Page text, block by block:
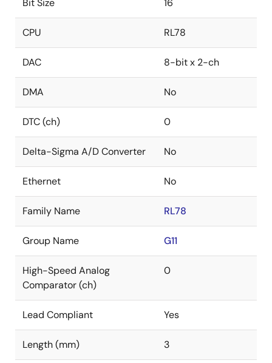
Bit Size 16
CPU RL78
DAC 8-bit x 2-ch
DMA No
DTC (ch) 0
Delta-Sigma A/D Converter No
Ethernet No
Family Name RL78
Group Name G11
High-Speed Analog
Comparator (ch)
0
Lead Compliant Yes
Length (mm) 3